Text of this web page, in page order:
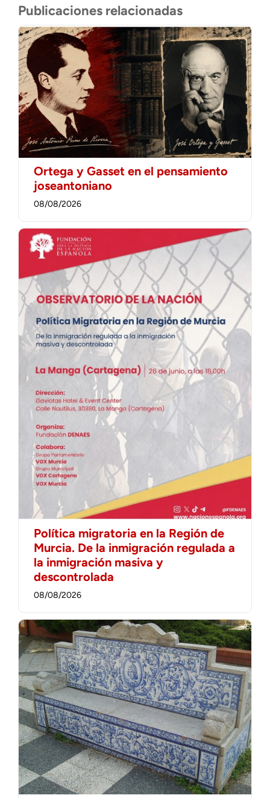
Publicaciones relacionadas
Ortega y Gasset en el pensamiento
joseantoniano
08/08/2026
Política migratoria en la Región de
Murcia. De la inmigración regulada a
la inmigración masiva y
descontrolada
08/08/2026